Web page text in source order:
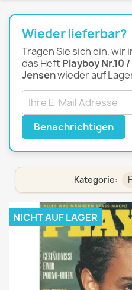
Wieder lieferbar?
Tragen Sie sich ein, wir
das Heft Playboy Nr.10
Jensenwieder auf
Benachrichtigen
Kategorie:
NICHT AUF LAGER